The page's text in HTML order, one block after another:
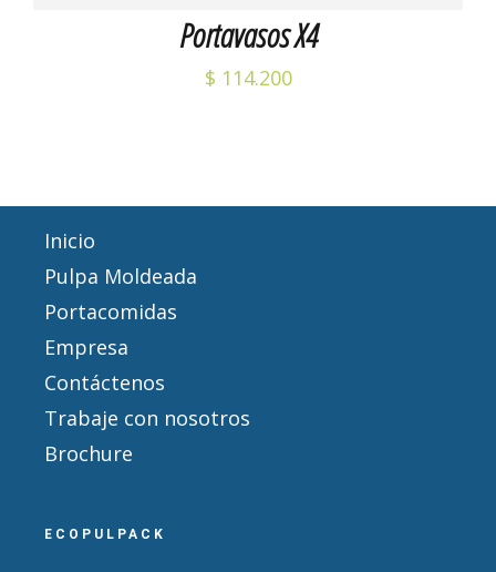
Portavasos X4
$ 114.200
Inicio
Pulpa Moldeada
Portacomidas
Empresa
Contáctenos
Trabaje con nosotros
Brochure
ECOPULPACK